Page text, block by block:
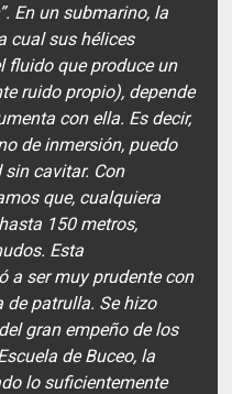
En un submarino, la
cual sus hélices
fluido que produce un
ruido propio), depende
con ella. Es decir,
de inmersión, puedo
cavitar. Con
que, cualquiera
150 metros,
Esta
a ser muy prudente con
de patrulla. Se hizo
gran empeño de los
de Buceo, la
lo suficientemente